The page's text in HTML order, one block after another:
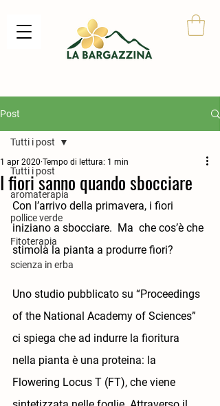
Post
Tutti i post
aromaterapia
pollice verde
Fitoterapia
scienza in erba
Tutti i post
I fiori sanno quando sbocciare
1 apr 2020 Tempo di lettura: 1 min
Con l’arrivo della primavera, i fiori
iniziano a sbocciare.  Ma  che cos’è che
stimola la pianta a produrre fiori?
Uno studio pubblicato su “Proceedings
of the National Academy of Sciences”
ci spiega che ad indurre la fioritura
nella pianta è una proteina: la
Flowering Locus T (FT), che viene